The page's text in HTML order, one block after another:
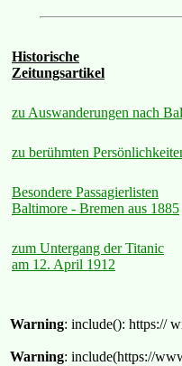
Historische
Zeitungsartikel
zu Auswanderungen nach
zu berühmten
Besondere Passagierlisten
Baltimore - Bremen aus 1885
zum Untergang der Titanic
am 12. April 1912
Warning: include(): https://
Warning: include(https://